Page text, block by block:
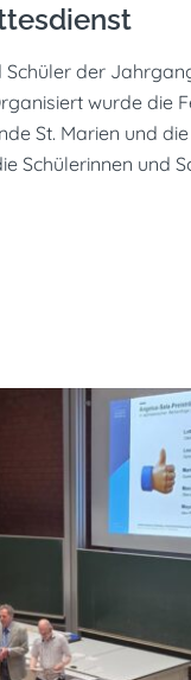
der
wurde die
St. Marien und
Schülerinnen und